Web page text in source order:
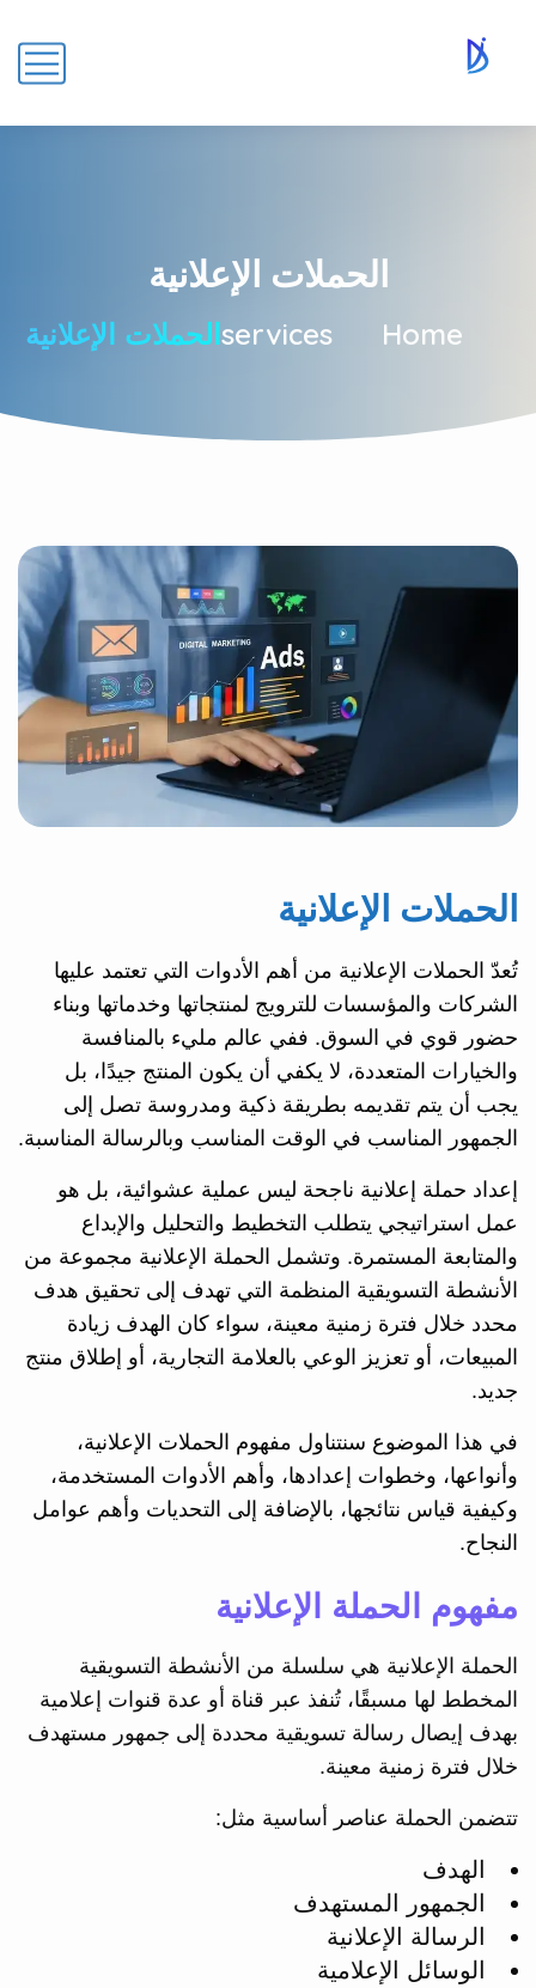
الحملات الإعلانية
Home
servicesالحملات الإعلانية
الحملات الإعلانية
تُعدّ الحملات الإعلانية من أهم الأدوات التي تعتمد عليها
الشركات والمؤسسات للترويج لمنتجاتها وخدماتها وبناء
حضور قوي في السوق. ففي عالم مليء بالمنافسة
والخيارات المتعددة، لا يكفي أن يكون المنتج جيدًا، بل
يجب أن يتم تقديمه بطريقة ذكية ومدروسة تصل إلى
الجمهور المناسب في الوقت المناسب وبالرسالة المناسبة.
إعداد حملة إعلانية ناجحة ليس عملية عشوائية، بل هو
عمل استراتيجي يتطلب التخطيط والتحليل والإبداع
والمتابعة المستمرة. وتشمل الحملة الإعلانية مجموعة من
الأنشطة التسويقية المنظمة التي تهدف إلى تحقيق هدف
محدد خلال فترة زمنية معينة، سواء كان الهدف زيادة
المبيعات، أو تعزيز الوعي بالعلامة التجارية، أو إطلاق منتج
جديد.
في هذا الموضوع سنتناول مفهوم الحملات الإعلانية،
وأنواعها، وخطوات إعدادها، وأهم الأدوات المستخدمة،
وكيفية قياس نتائجها، بالإضافة إلى التحديات وأهم عوامل
النجاح.
مفهوم الحملة الإعلانية
الحملة الإعلانية هي سلسلة من الأنشطة التسويقية
المخطط لها مسبقًا، تُنفذ عبر قناة أو عدة قنوات إعلامية
بهدف إيصال رسالة تسويقية محددة إلى جمهور مستهدف
خلال فترة زمنية معينة.
تتضمن الحملة عناصر أساسية مثل:
الهدف
الجمهور المستهدف
الرسالة الإعلانية
الوسائل الإعلامية